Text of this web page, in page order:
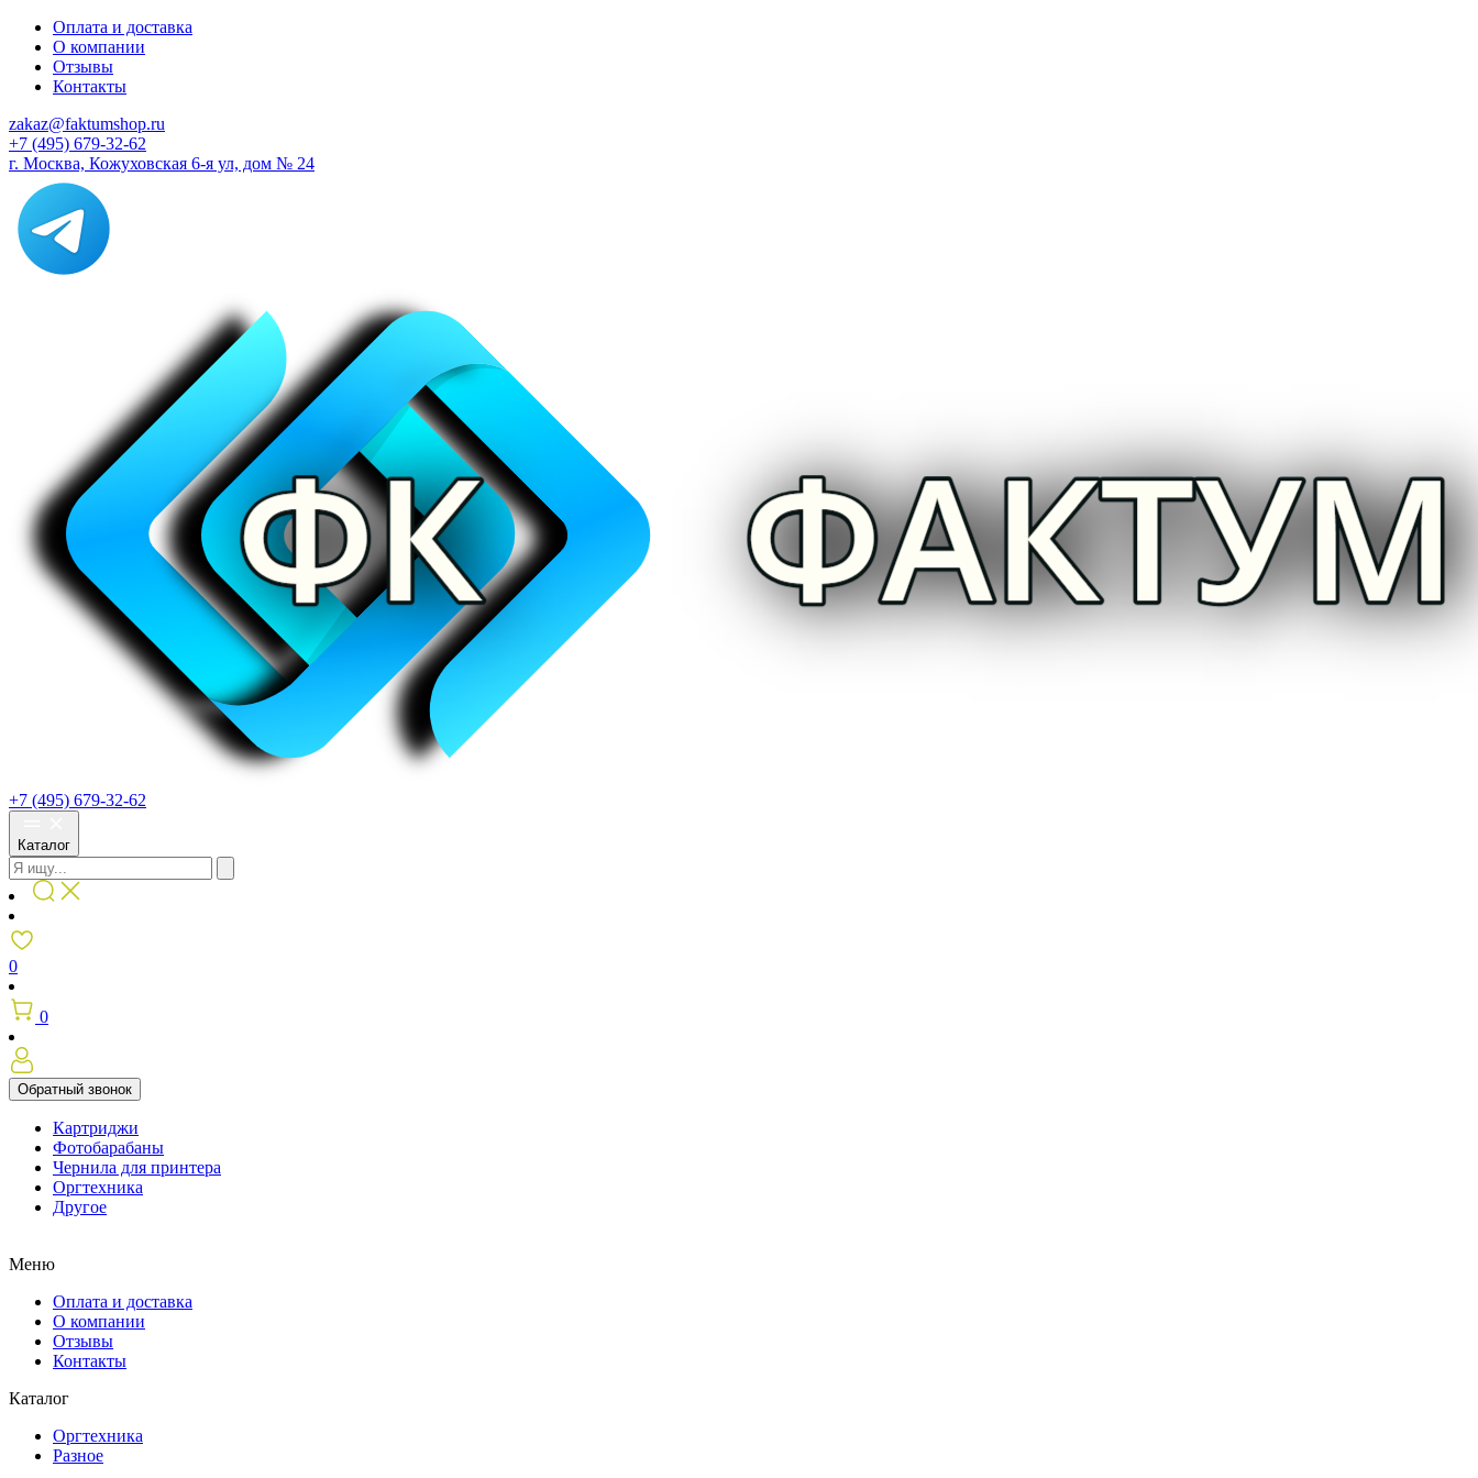
Оплата и доставка
О компании
Отзывы
Контакты
zakaz@faktumshop.ru
+7 (495) 679-32-62
г. Москва, Кожуховская 6-я ул, дом № 24
+7 (495) 679-32-62
Каталог
0
0
Обратный звонок
Картриджи
Фотобарабаны
Чернила для принтера
Оргтехника
Другое
Меню
Оплата и доставка
О компании
Отзывы
Контакты
Каталог
Оргтехника
Разное